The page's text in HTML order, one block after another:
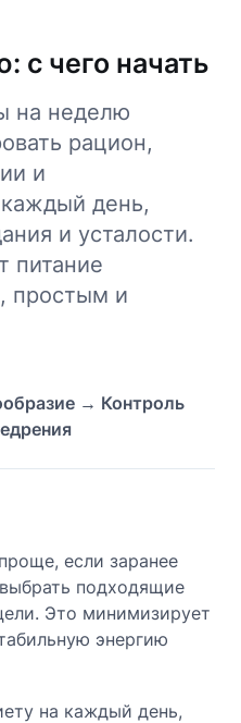
с чего начать
на неделю
рацион,
и
день,
и усталости.
питание
простым и
→ Контроль
если заранее
подходящие
Это минимизирует
энергию
на каждый день,